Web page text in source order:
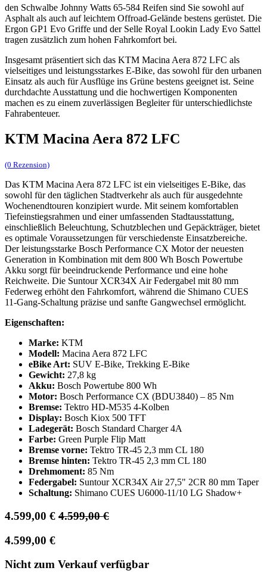
den Schwalbe Johnny Watts 65-584 Reifen sind Sie sowohl auf
Asphalt als auch auf leichtem Offroad-Gelände bestens gerüstet. Die
Ergon GP1 Evo Griffe und der Selle Royal Lookin Lady Evo Sattel
tragen zusätzlich zum hohen Fahrkomfort bei.
Insgesamt präsentiert sich das KTM Macina Aera 872 LFC als
vielseitiges und leistungsstarkes E-Bike, das sowohl für den urbanen
Einsatz als auch für Ausflüge ins Grüne bestens geeignet ist. Seine
durchdachte Ausstattung und die hochwertigen Komponenten
machen es zu einem zuverlässigen Begleiter für unterschiedlichste
Fahrabenteuer.
KTM Macina Aera 872 LFC
(0 Rezension)
Das KTM Macina Aera 872 LFC ist ein vielseitiges E-Bike, das
sowohl für den täglichen Stadtverkehr als auch für ausgedehnte
Wochenendtouren konzipiert wurde. Mit seinem komfortablen
Tiefeinstiegsrahmen und einer umfassenden Stadtausstattung,
einschließlich Beleuchtung, Schutzblechen und Gepäckträger, bietet
es optimale Voraussetzungen für verschiedenste Einsatzbereiche.
Der leistungsstarke Bosch Performance CX Motor der neuesten
Generation in Kombination mit dem 800 Wh Bosch Powertube
Akku sorgt für beeindruckende Performance und eine hohe
Reichweite. Die Suntour XCR34X Air Federgabel mit 80 mm
Federweg erhöht den Fahrkomfort, während die Shimano CUES
11-Gang-Schaltung präzise und sanfte Gangwechsel ermöglicht.
Eigenschaften:
Marke: KTM
Modell: Macina Aera 872 LFC
eBike Art: SUV E-Bike, Trekking E-Bike
Gewicht: 27,8 kg
Akku: Bosch Powertube 800 Wh
Motor: Bosch Performance CX (BDU3840) – 85 Nm
Bremse: Tektro HD-M535 4-Kolben
Display: Bosch Kiox 500 TFT
Ladegerät: Bosch Standard Charger 4A
Farbe: Green Purple Flip Matt
Bremse vorne: Tektro TR-45 2,3 mm CL 180
Bremse hinten: Tektro TR-45 2,3 mm CL 180
Drehmoment: 85 Nm
Federgabel: Suntour XCR34X Air 27,5" 2CR 80 mm Taper
Schaltung: Shimano CUES U6000-11/10 LG Shadow+
4.599,00 € 4.599,00€
4.599,00 €
Nicht zum Verkauf verfügbar